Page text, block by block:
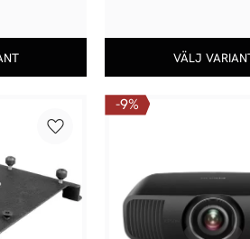
Lägg till i favoriter
9%